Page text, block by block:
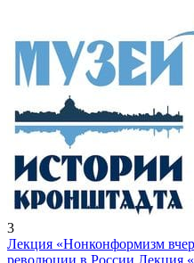
3
Лекция «Нонконформизм